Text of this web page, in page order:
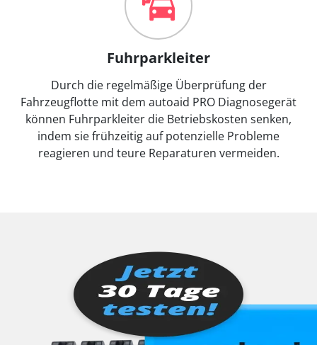
Fuhrparkleiter
Durch die regelmäßige Überprüfung der
Fahrzeugflotte mit dem autoaid PRO Diagnosegerät
können Fuhrparkleiter die Betriebskosten senken,
indem sie frühzeitig auf potenzielle Probleme
reagieren und teure Reparaturen vermeiden.